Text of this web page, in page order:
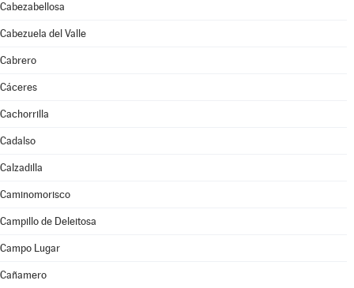
Cabezabellosa
Cabezuela del Valle
Cabrero
Cáceres
Cachorrilla
Cadalso
Calzadilla
Caminomorisco
Campillo de Deleitosa
Campo Lugar
Cañamero